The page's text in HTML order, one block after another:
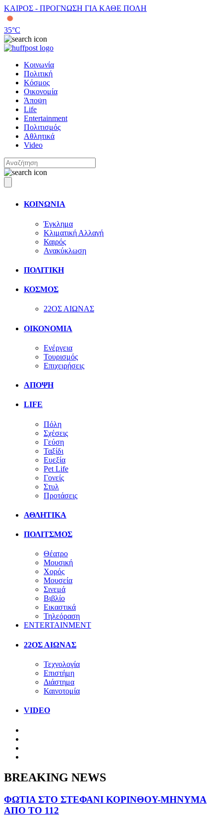
ΚΑΙΡΟΣ - ΠΡΟΓΝΩΣΗ ΓΙΑ ΚΑΘΕ ΠΟΛΗ
35°C
Κοινωνία
Πολιτική
Κόσμος
Οικονομία
Άποψη
Life
Entertainment
Πολιτισμός
Αθλητικά
Video
ΚΟΙΝΩΝΙΑ
Έγκλημα
Κλιματική Αλλαγή
Καιρός
Ανακύκλωση
ΠΟΛΙΤΙΚΗ
ΚΟΣΜΟΣ
22ΟΣ ΑΙΩΝΑΣ
ΟΙΚΟΝΟΜΙΑ
Ενέργεια
Τουρισμός
Επιχειρήσεις
ΑΠΟΨΗ
LIFE
Πόλη
Σχέσεις
Γεύση
Ταξίδι
Ευεξία
Pet Life
Γονείς
Στυλ
Προτάσεις
ΑΘΛΗΤΙΚΑ
ΠΟΛΙΤΣΜΟΣ
Θέατρο
Μουσική
Χορός
Μουσεία
Σινεμά
Βιβλίο
Εικαστικά
Τηλεόραση
ENTERTAINMENT
22ΟΣ ΑΙΩΝΑΣ
Τεχνολογία
Επιστήμη
Διάστημα
Καινοτομία
VIDEO
BREAKING NEWS
ΦΩΤΙΑ ΣΤΟ ΣΤΕΦΑΝΙ ΚΟΡΙΝΘΟΥ-ΜΗΝΥΜΑ
ΑΠΟ ΤΟ 112